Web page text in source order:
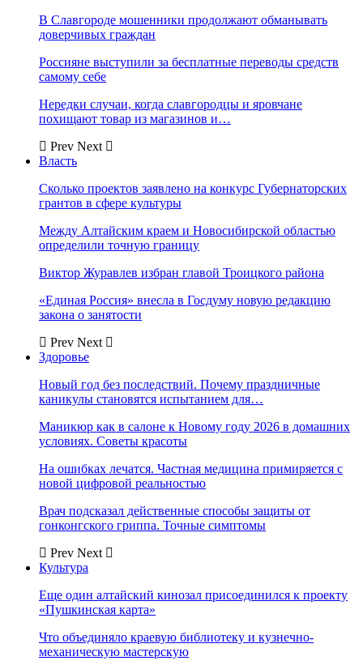
В Славгороде мошенники продолжают обманывать
доверчивых граждан
Россияне выступили за бесплатные переводы средств
самому себе
Нередки случаи, когда славгородцы и яровчане
похищают товар из магазинов и…
Prev Next
Власть
Сколько проектов заявлено на конкурс Губернаторских
грантов в сфере культуры
Между Алтайским краем и Новосибирской областью
определили точную границу
Виктор Журавлев избран главой Троицкого района
«Единая Россия» внесла в Госдуму новую редакцию
закона о занятости
Prev Next
Здоровье
Новый год без последствий. Почему праздничные
каникулы становятся испытанием для…
Маникюр как в салоне к Новому году 2026 в домашних
условиях. Советы красоты
На ошибках лечатся. Частная медицина примиряется с
новой цифровой реальностью
Врач подсказал действенные способы защиты от
гонконгского гриппа. Точные симптомы
Prev Next
Культура
Еще один алтайский кинозал присоединился к проекту
«Пушкинская карта»
Что объединяло краевую библиотеку и кузнечно-
механическую мастерскую